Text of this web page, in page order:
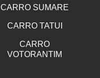
CARRO SUMARE
CARRO TATUI
CARRO
VOTORANTIM